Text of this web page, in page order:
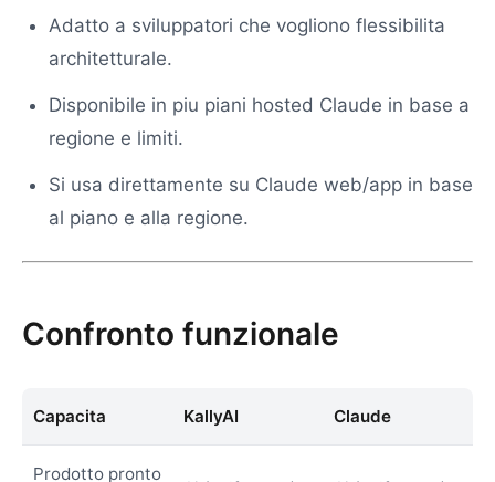
Adatto a sviluppatori che vogliono flessibilita
architetturale.
Disponibile in piu piani hosted Claude in base a
regione e limiti.
Si usa direttamente su Claude web/app in base
al piano e alla regione.
Confronto funzionale
Capacita KallyAI Claude
Prodotto pronto